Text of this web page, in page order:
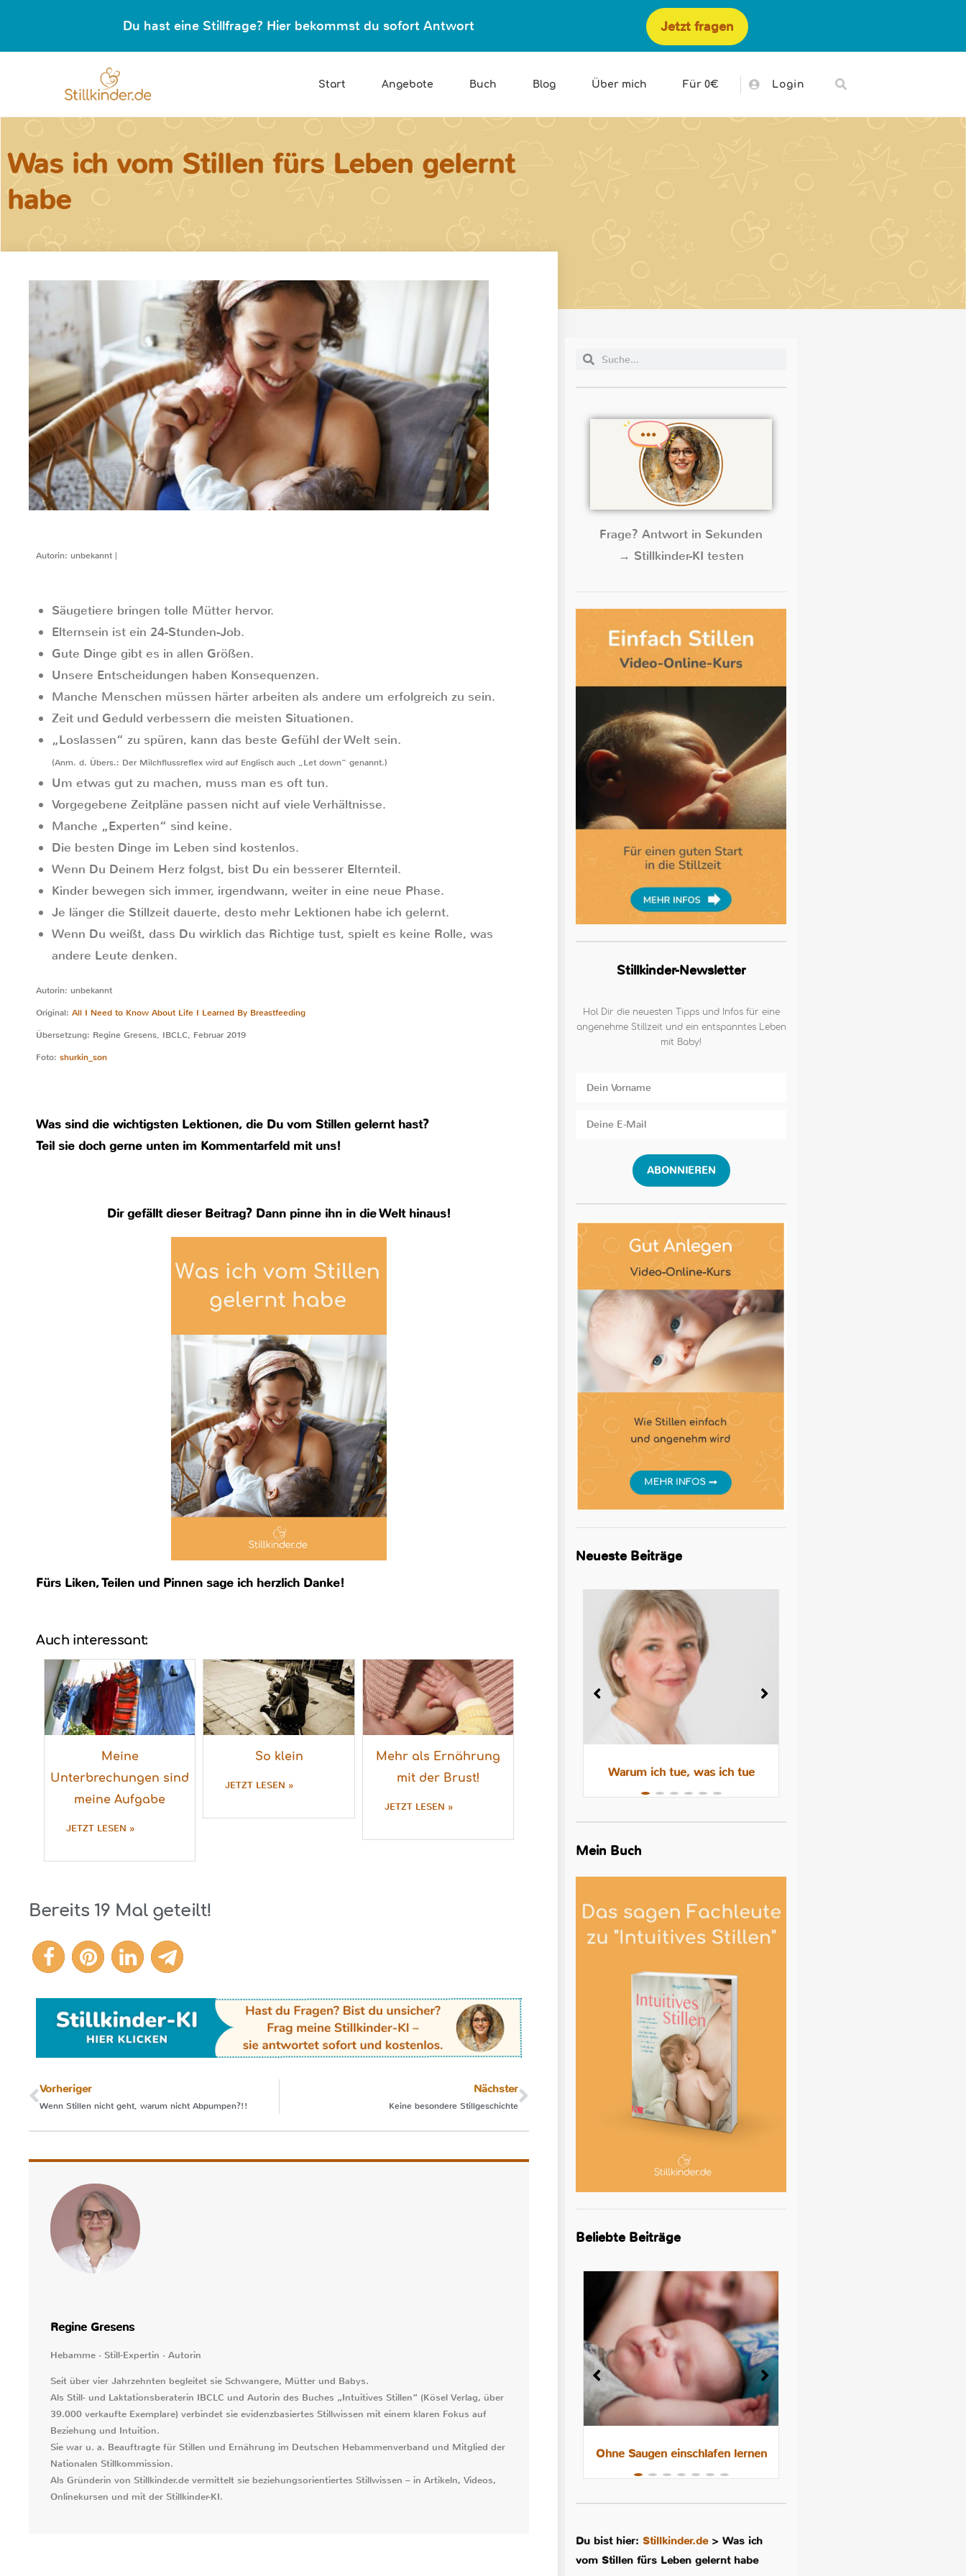
Du hast eine Stillfrage? Hier bekommst du sofort Antwort Jetzt fragen
Start Angebote Buch Blog Über mich Für 0€ Login
Was ich vom Stillen fürs Leben gelernt
habe
Autorin: unbekannt |
Säugetiere bringen tolle Mütter hervor.
Elternsein ist ein 24-Stunden-Job.
Gute Dinge gibt es in allen Größen.
Unsere Entscheidungen haben Konsequenzen.
Manche Menschen müssen härter arbeiten als andere um erfolgreich zu sein.
Zeit und Geduld verbessern die meisten Situationen.
„Loslassen“ zu spüren, kann das beste Gefühl der Welt sein.
(Anm. d. Übers.: Der Milchflussreflex wird auf Englisch auch „Let down“ genannt.)
Um etwas gut zu machen, muss man es oft tun.
Vorgegebene Zeitpläne passen nicht auf viele Verhältnisse.
Manche „Experten“ sind keine.
Die besten Dinge im Leben sind kostenlos.
Wenn Du Deinem Herz folgst, bist Du ein besserer Elternteil.
Kinder bewegen sich immer, irgendwann, weiter in eine neue Phase.
Je länger die Stillzeit dauerte, desto mehr Lektionen habe ich gelernt.
Wenn Du weißt, dass Du wirklich das Richtige tust, spielt es keine Rolle, was
andere Leute denken.
Autorin: unbekannt
Original: All I Need to Know About Life I Learned By Breastfeeding
Übersetzung: Regine Gresens, IBCLC, Februar 2019
Foto: shurkin_son
Was sind die wichtigsten Lektionen, die Du vom Stillen gelernt hast?
Teil sie doch gerne unten im Kommentarfeld mit uns!
Dir gefällt dieser Beitrag? Dann pinne ihn in die Welt hinaus!
Fürs Liken, Teilen und Pinnen sage ich herzlich Danke!
Auch interessant:
Meine
Unterbrechungen sind
meine Aufgabe
JETZT LESEN »
So klein
JETZT LESEN »
Mehr als Ernährung
mit der Brust!
JETZT LESEN »
Bereits 19 Mal geteilt!
19
Vorheriger
Wenn Stillen nicht geht, warum nicht Abpumpen?!!
Nächster
Keine besondere Stillgeschichte
Regine Gresens
Hebamme · Still-Expertin · Autorin
Seit über vier Jahrzehnten begleitet sie Schwangere, Mütter und Babys.
Als Still- und Laktationsberaterin IBCLC und Autorin des Buches „Intuitives Stillen“ (Kösel Verlag, über
39.000 verkaufte Exemplare) verbindet sie evidenzbasiertes Stillwissen mit einem klaren Fokus auf
Beziehung und Intuition.
Sie war u. a. Beauftragte für Stillen und Ernährung im Deutschen Hebammenverband und Mitglied der
Nationalen Stillkommission.
Als Gründerin von Stillkinder.de vermittelt sie beziehungsorientiertes Stillwissen – in Artikeln, Videos,
Onlinekursen und mit der Stillkinder-KI.
Frage? Antwort in Sekunden
→ Stillkinder-KI testen
Stillkinder-Newsletter
Hol Dir die neuesten Tipps und Infos für eine
angenehme Stillzeit und ein entspanntes Leben
mit Baby!
ABONNIEREN
Neueste Beiträge
Milchstau und Milchbläschen:
Warum ich tue, was ich tue
Mein Buch
Beliebte Beiträge
8 Tipps für leichtere Nächte mit
dem Stillkind
Ohne Saugen einschlafen lernen
Du bist hier:Stillkinder.de>Was ich
vom Stillen fürs Leben gelernt habe